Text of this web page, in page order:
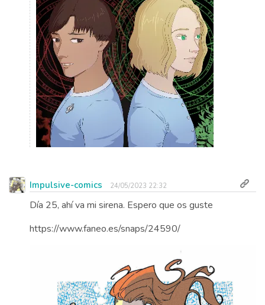
Impulsive-comics 24/05/2023 22:32
Día 25, ahí va mi sirena. Espero que os guste
https://www.faneo.es/snaps/24590/